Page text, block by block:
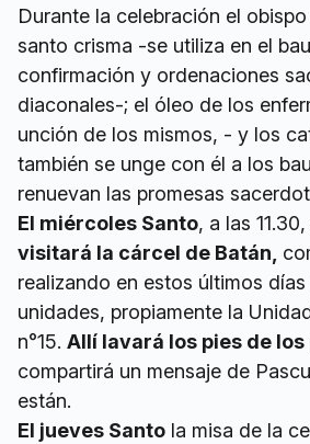
Durante la celebración el
santo crisma -se utiliza en el
confirmación y ordenaciones
diaconales-; el óleo de los
unción de los mismos, - y los
también se unge con él a los
renuevan las promesas
El miércoles Santo, a las 11.30,
visitará la cárcel de Batán,
realizando en estos últimos
unidades, propiamente la
n°15. Allí lavará los pies de los
compartirá un mensaje de
están.
El jueves Santo la misa de la